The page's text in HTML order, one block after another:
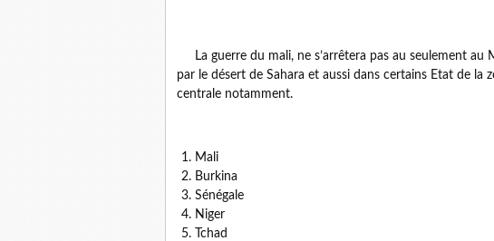
La guerre du mali, ne s’arrêtera pas au seulement au
par le désert de Sahara et aussi dans certains Etat de la
centrale notamment.
Mali
Burkina
Sénégale
Niger
Tchad